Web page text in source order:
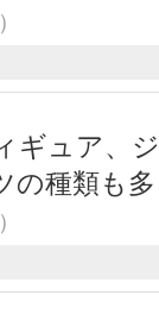
ギュア
の種類も